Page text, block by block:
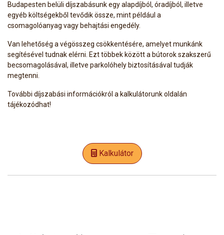
Budapesten belüli díjszabásunk egy alapdíjból, óradíjból, illetve
egyéb költségekből tevődik össze, mint például a
csomagolóanyag vagy behajtási engedély.
Van lehetőség a végösszeg csökkentésére, amelyet munkánk
segítésével tudnak elérni. Ezt többek között a bútorok szakszerű
becsomagolásával, illetve parkolóhely biztosításával tudják
megtenni.
További díjszabási információkról a kalkulátorunk oldalán
tájékozódhat!
Kalkulátor